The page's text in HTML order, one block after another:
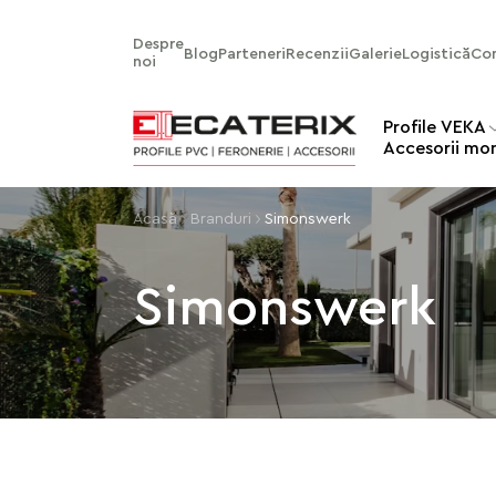
Despre
noi
BlogParteneriRecenziiGalerieLogistică
Profile VEKA
Аccesorii
Acasă Branduri Simonswerk
Simonswerk